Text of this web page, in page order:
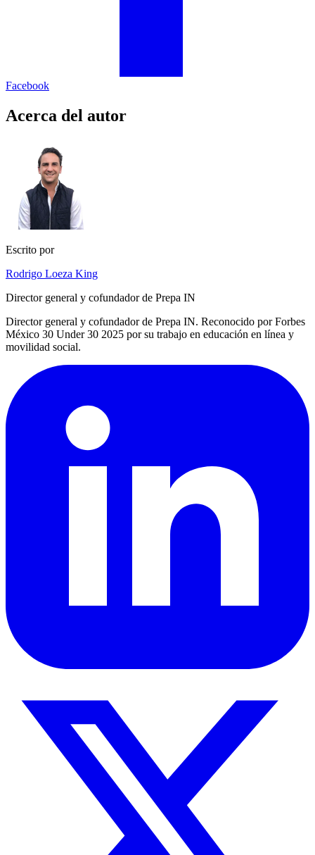
Facebook
Acerca del autor
Escrito por
Rodrigo Loeza King
Director general y cofundador de Prepa IN
Director general y cofundador de Prepa IN. Reconocido por Forbes
México 30 Under 30 2025 por su trabajo en educación en línea y
movilidad social.